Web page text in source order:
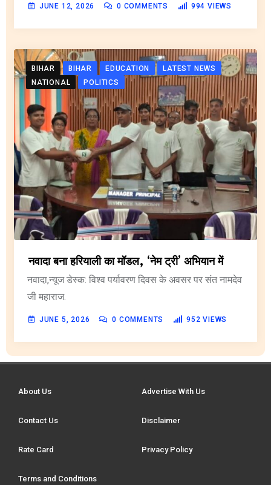
JUNE 12, 2026 0 COMMENTS 994 VIEWS
BIHAR BIHAR EDUCATION
LATEST NEWS
NATIONAL
POLITICS
नवादा बना हरियाली का मॉडल, ‘नेम ट्री’ अभियान में
नवादा,न्यूज डेस्क: विश्व पर्यावरण दिवस के अवसर पर संत नामदेव
जी महाराज.
JUNE 5, 2026 0 COMMENTS 952 VIEWS
About Us Advertise With Us
Contact Us Disclaimer
Rate Card Privacy Policy
Terms and Conditions